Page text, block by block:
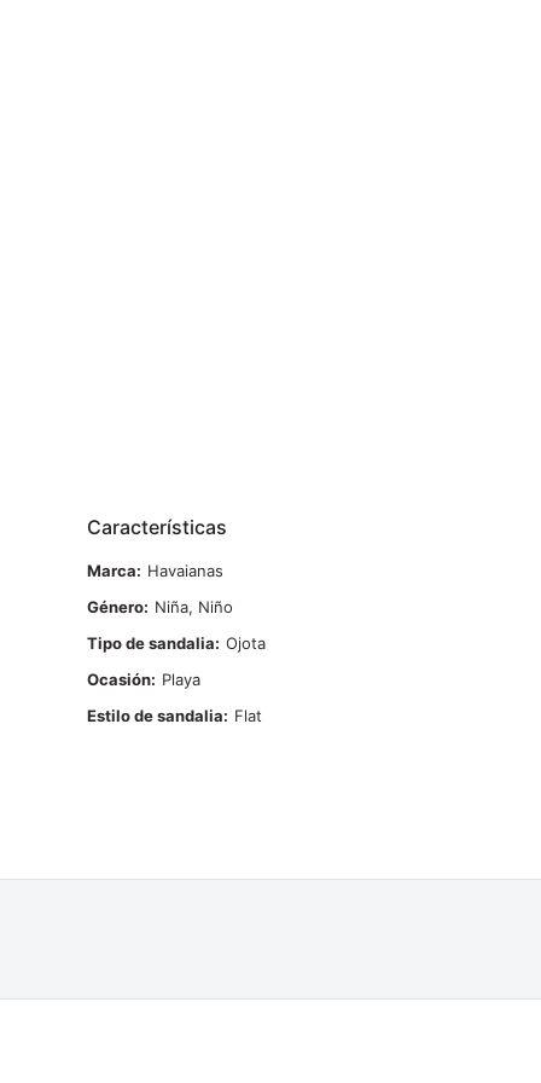
Características
Marca
Havaianas
Género
Niña, Niño
Tipo de sandalia
Ojota
Ocasión
Playa
Estilo de sandalia
Flat